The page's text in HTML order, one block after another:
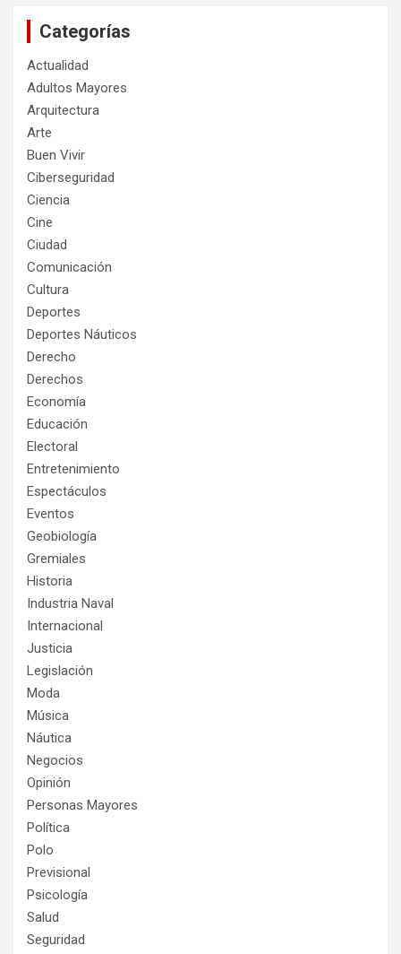
Categorías
Actualidad
Adultos Mayores
Arquitectura
Arte
Buen Vivir
Ciberseguridad
Ciencia
Cine
Ciudad
Comunicación
Cultura
Deportes
Deportes Náuticos
Derecho
Derechos
Economía
Educación
Electoral
Entretenimiento
Espectáculos
Eventos
Geobiología
Gremiales
Historia
Industria Naval
Internacional
Justicia
Legislación
Moda
Música
Náutica
Negocios
Opinión
Personas Mayores
Política
Polo
Previsional
Psicología
Salud
Seguridad